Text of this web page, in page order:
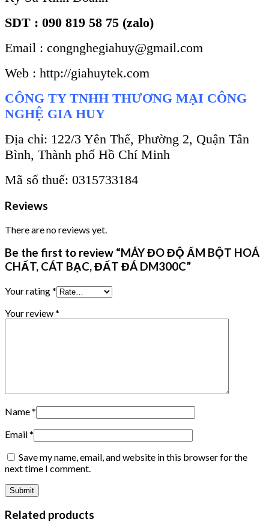
SDT : 090 819 58 75 (zalo)
Email : congnghegiahuy@gmail.com
Web : http://giahuytek.com
CÔNG TY TNHH THƯƠNG MẠI CÔNG
NGHỆ GIA HUY
Địa chỉ: 122/3 Yên Thế, Phường 2, Quận Tân
Bình, Thành phố Hồ Chí Minh
Mã số thuế: 0315733184
Reviews
There are no reviews yet.
Be the first to review “MÁY ĐO ĐỘ ẨM BỘT HOÁ
CHẤT, CÁT BẠC, ĐẤT ĐÁ DM300C”
Your rating*
Your review*
Name*
Email*
Save my name, email, and website in this browser for the
next time I comment.
Related products